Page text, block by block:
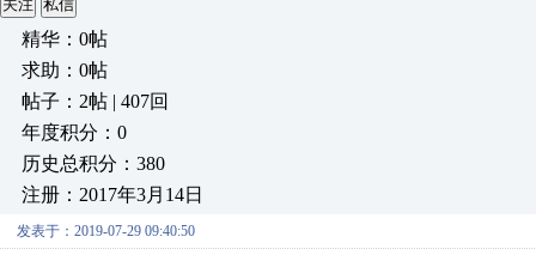
关注 私信
精华：0帖
求助：0帖
帖子：2帖 | 407回
年度积分：0
历史总积分：380
注册：2017年3月14日
发表于：2019-07-29 09:40:50